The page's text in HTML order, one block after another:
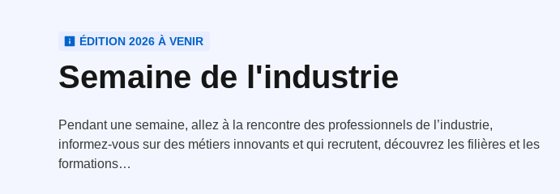
ÉDITION 2026 À VENIR
Semaine de l'industrie
Pendant une semaine, allez à la rencontre des professionnels de l’industrie,
informez-vous sur des métiers innovants et qui recrutent, découvrez les filières et les
formations…